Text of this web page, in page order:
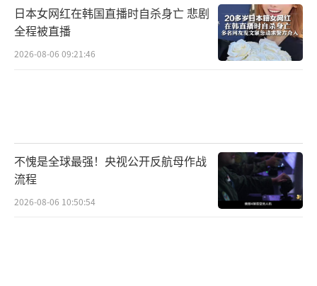
日本女网红在韩国直播时自杀身亡 悲剧
全程被直播
2026-08-06 09:21:46
不愧是全球最强！央视公开反航母作战
流程
2026-08-06 10:50:54